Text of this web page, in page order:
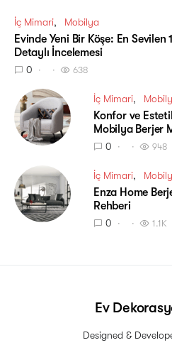
İç Mimari Mobilya
Evinde Yeni Bir Köşe: En
Detaylı İncelemesi
0 638
İç Mimari
Konfor ve
Mobilya Berjer
0 948
İç Mimari
Enza Home
Rehberi
0 1.1K
Ev
Designed &